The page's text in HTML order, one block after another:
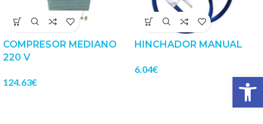
COMPRESOR MEDIANO
220 V
124.63€
HINCHADOR MANUAL
6.04€
Abrir